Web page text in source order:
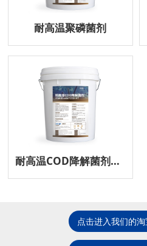
耐高温聚磷菌剂
耐高温COD降解菌剂（新品上市）
点击进入我们的